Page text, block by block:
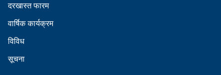
दरखास्त फारम
वार्षिक कार्यक्रम
विविध
सूचना